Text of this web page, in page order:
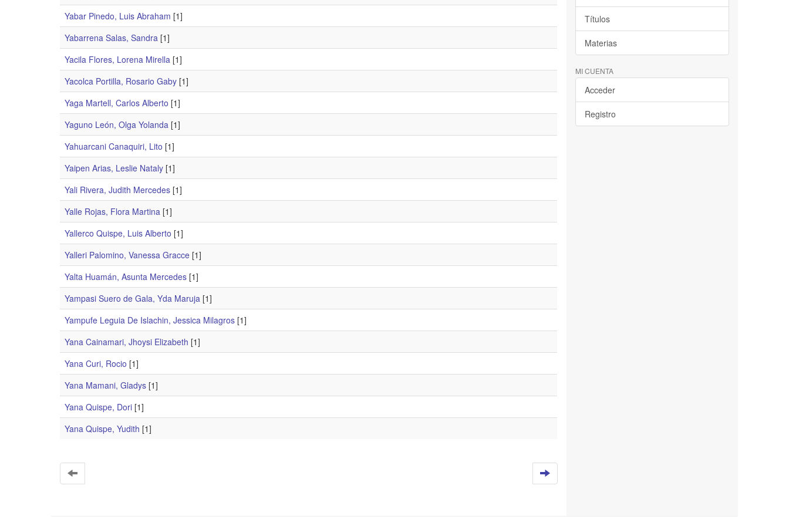
Yabar Pinedo, Luis Abraham [1]
Yabarrena Salas, Sandra [1]
Yacila Flores, Lorena Mirella [1]
Yacolca Portilla, Rosario Gaby [1]
Yaga Martell, Carlos Alberto [1]
Yaguno León, Olga Yolanda [1]
Yahuarcani Canaquiri, Lito [1]
Yaipen Arias, Leslie Nataly [1]
Yali Rivera, Judith Mercedes [1]
Yalle Rojas, Flora Martina [1]
Yallerco Quispe, Luis Alberto [1]
Yalleri Palomino, Vanessa Gracce [1]
Yalta Huamán, Asunta Mercedes [1]
Yampasi Suero de Gala, Yda Maruja [1]
Yampufe Leguia De Islachin, Jessica Milagros [1]
Yana Cainamari, Jhoysi Elizabeth [1]
Yana Curi, Rocio [1]
Yana Mamani, Gladys [1]
Yana Quispe, Dori [1]
Yana Quispe, Yudith [1]
Títulos
Materias
MI CUENTA
Acceder
Registro